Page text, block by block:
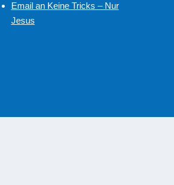
Email an Keine Tricks – Nur
Jesus